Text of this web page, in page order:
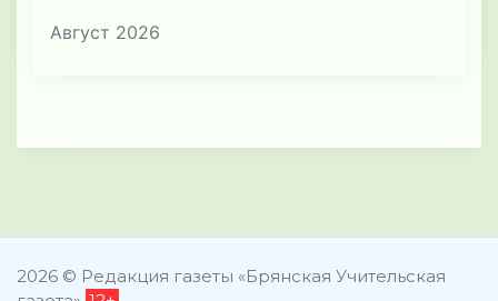
Август 2026
2026 © Редакция газеты «Брянская Учительская